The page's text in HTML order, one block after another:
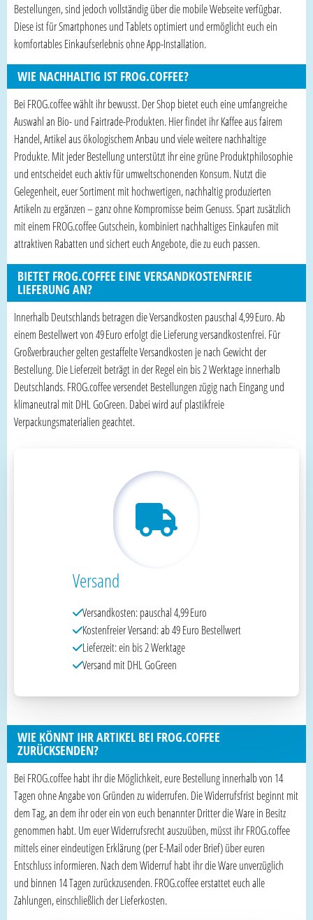
Bestellungen, sind jedoch vollständig über die mobile Webseite verfügbar.
Diese ist für Smartphones und Tablets optimiert und ermöglicht euch ein
komfortables Einkaufserlebnis ohne App-Installation.
WIE NACHHALTIG IST FROG.COFFEE?
Bei FROG.coffee wählt ihr bewusst. Der Shop bietet euch eine umfangreiche
Auswahl an Bio- und Fairtrade-Produkten. Hier findet ihr Kaffee aus fairem
Handel, Artikel aus ökologischem Anbau und viele weitere nachhaltige
Produkte. Mit jeder Bestellung unterstützt ihr eine grüne Produktphilosophie
und entscheidet euch aktiv für umweltschonenden Konsum. Nutzt die
Gelegenheit, euer Sortiment mit hochwertigen, nachhaltig produzierten
Artikeln zu ergänzen – ganz ohne Kompromisse beim Genuss. Spart zusätzlich
mit einem FROG.coffee Gutschein, kombiniert nachhaltiges Einkaufen mit
attraktiven Rabatten und sichert euch Angebote, die zu euch passen.
BIETET FROG.COFFEE EINE VERSANDKOSTENFREIE
LIEFERUNG AN?
Innerhalb Deutschlands betragen die Versandkosten pauschal 4,99 Euro. Ab
einem Bestellwert von 49 Euro erfolgt die Lieferung versandkostenfrei. Für
Großverbraucher gelten gestaffelte Versandkosten je nach Gewicht der
Bestellung. Die Lieferzeit beträgt in der Regel ein bis 2 Werktage innerhalb
Deutschlands. FROG.coffee versendet Bestellungen zügig nach Eingang und
klimaneutral mit DHL GoGreen. Dabei wird auf plastikfreie
Verpackungsmaterialien geachtet.
Versand
Versandkosten: pauschal 4,99 Euro
Kostenfreier Versand: ab 49 Euro Bestellwert
Lieferzeit: ein bis 2 Werktage
Versand mit DHL GoGreen
WIE KÖNNT IHR ARTIKEL BEI FROG.COFFEE
ZURÜCKSENDEN?
Bei FROG.coffee habt ihr die Möglichkeit, eure Bestellung innerhalb von 14
Tagen ohne Angabe von Gründen zu widerrufen. Die Widerrufsfrist beginnt mit
dem Tag, an dem ihr oder ein von euch benannter Dritter die Ware in Besitz
genommen habt. Um euer Widerrufsrecht auszuüben, müsst ihr FROG.coffee
mittels einer eindeutigen Erklärung (per E-Mail oder Brief) über euren
Entschluss informieren. Nach dem Widerruf habt ihr die Ware unverzüglich
und binnen 14 Tagen zurückzusenden. FROG.coffee erstattet euch alle
Zahlungen, einschließlich der Lieferkosten.